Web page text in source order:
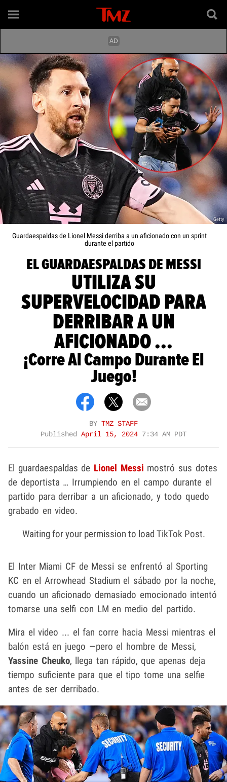
Getty
Guardaespaldas de Lionel Messi derriba a un aficionado con un sprint
durante el partido
EL GUARDAESPALDAS DE MESSI
UTILIZA SU
SUPERVELOCIDAD PARA
DERRIBAR A UN
AFICIONADO ...
¡Corre Al Campo Durante El
Juego!
BY TMZ STAFF
Published April 15, 2024 7:34 AM PDT
El guardaespaldas de Lionel Messi mostró sus dotes
de deportista … Irrumpiendo en el campo durante el
partido para derribar a un aficionado, y todo quedo
grabado en video.
Waiting for your permission to load TikTok Post.
El Inter Miami CF de Messi se enfrentó al Sporting
KC en el Arrowhead Stadium el sábado por la noche,
cuando un aficionado demasiado emocionado intentó
tomarse una selfi con LM en medio del partido.
Mira el video ... el fan corre hacia Messi mientras el
balón está en juego —pero el hombre de Messi,
Yassine Cheuko, llega tan rápido, que apenas deja
tiempo suficiente para que el tipo tome una selfie
antes de ser derribado.